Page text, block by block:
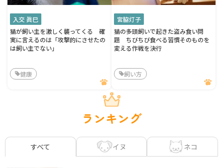
入交 眞巳
猫が飼い主を激しく襲ってくる 確
実に言えるのは「攻撃的にさせたの
は飼い主でない」
健康
宮脇灯子
猫の多頭飼いで起きた盗み食い問
題 ちびちび食べる習慣そのものを
変える作戦を決行
飼い方
ランキング
すべて イヌ ネコ